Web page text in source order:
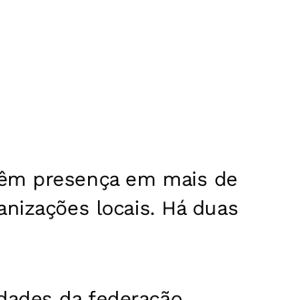
presença em mais de
locais. Há duas